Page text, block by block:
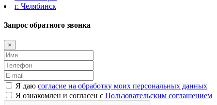
г. Челябинск
Запрос обратного звонка
×
Я даю согласие на обработку моих персональных данных
Я ознакомлен и согласен с Пользовательским соглашением